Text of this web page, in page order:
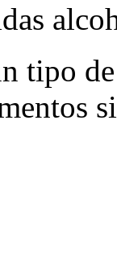
tipo